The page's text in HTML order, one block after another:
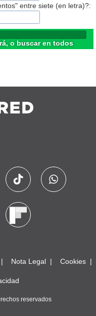
entre siete (en letra)?:
o buscar en todos
Nota Legal Cookies
reservados